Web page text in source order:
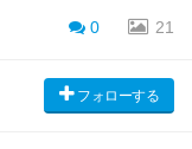
0 21
フォローする